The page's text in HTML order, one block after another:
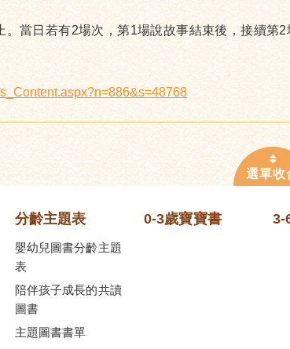
當日若有2場次，第1場說故事結束後，接續
分齡主題表
嬰幼兒圖書分齡主題
表
陪伴孩子成長的共讀
圖書
主題圖書書單
0-3歲寶寶書 3-